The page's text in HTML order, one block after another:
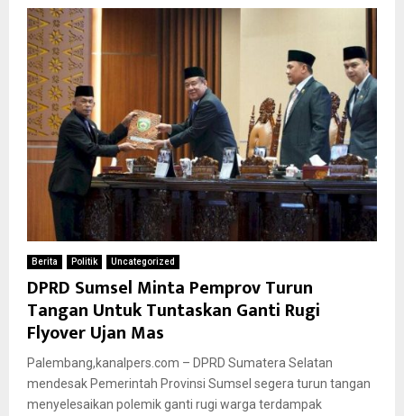
Berita Politik Uncategorized
DPRD Sumsel Minta Pemprov Turun
Tangan Untuk Tuntaskan Ganti Rugi
Flyover Ujan Mas
Palembang,kanalpers.com – DPRD Sumatera Selatan
mendesak Pemerintah Provinsi Sumsel segera turun tangan
menyelesaikan polemik ganti rugi warga terdampak